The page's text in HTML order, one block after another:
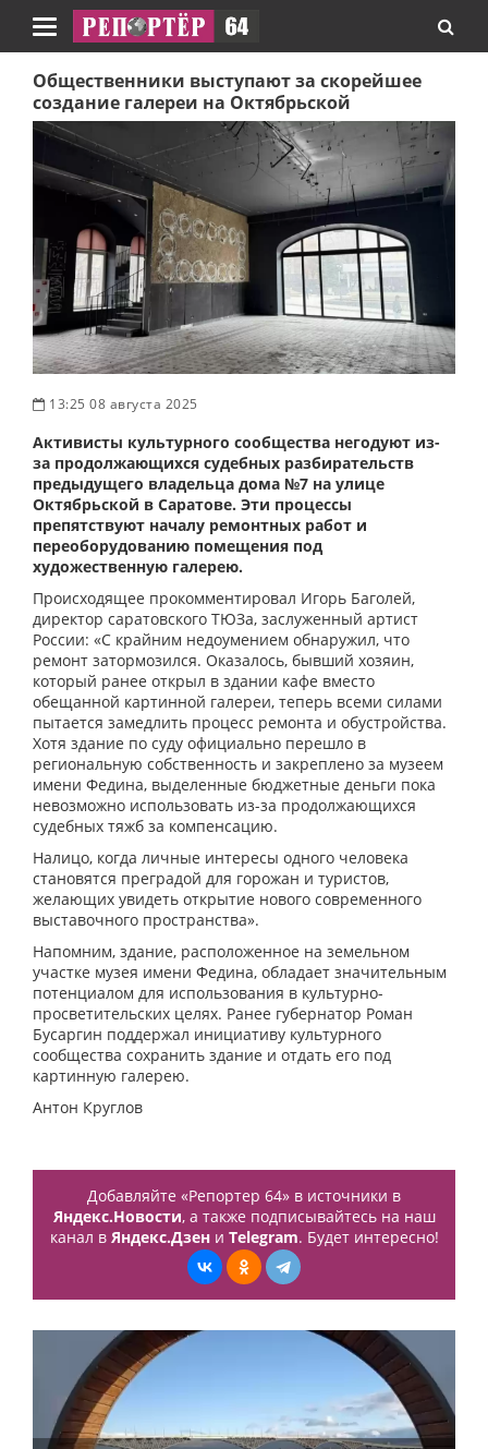
Навигация
Общественники выступают за скорейшее
создание галереи на Октябрьской
13:25 08 августа 2025
Активисты культурного сообщества негодуют из-
за продолжающихся судебных разбирательств
предыдущего владельца дома №7 на улице
Октябрьской в Саратове. Эти процессы
препятствуют началу ремонтных работ и
переоборудованию помещения под
художественную галерею.
Происходящее прокомментировал Игорь Баголей,
директор саратовского ТЮЗа, заслуженный артист
России: «С крайним недоумением обнаружил, что
ремонт затормозился. Оказалось, бывший хозяин,
который ранее открыл в здании кафе вместо
обещанной картинной галереи, теперь всеми силами
пытается замедлить процесс ремонта и обустройства.
Хотя здание по суду официально перешло в
региональную собственность и закреплено за музеем
имени Федина, выделенные бюджетные деньги пока
невозможно использовать из-за продолжающихся
судебных тяжб за компенсацию.
Налицо, когда личные интересы одного человека
становятся преградой для горожан и туристов,
желающих увидеть открытие нового современного
выставочного пространства».
Напомним, здание, расположенное на земельном
участке музея имени Федина, обладает значительным
потенциалом для использования в культурно-
просветительских целях. Ранее губернатор Роман
Бусаргин поддержал инициативу культурного
сообщества сохранить здание и отдать его под
картинную галерею.
Антон Круглов
Добавляйте «Репортер 64» в источники в
Яндекс.Новости, а также подписывайтесь на наш
канал в Яндекс.Дзени Telegram. Будет интересно!